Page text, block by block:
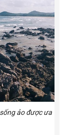
ảo được ưa